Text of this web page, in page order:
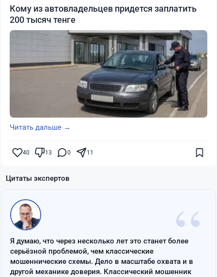
Кому из автовладельцев придется заплатить
200 тысяч тенге
Читать дальше →
40 13 0 11
Цитаты экспертов
“
Я думаю, что через несколько лет это станет более
серьёзной проблемой, чем классические
мошеннические схемы. Дело в масштабе охвата и в
другой механике доверия. Классический мошенник